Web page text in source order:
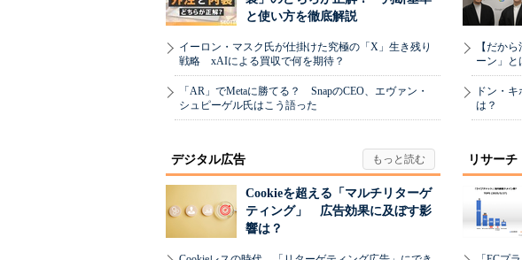
と使い方を徹底解説
イーロン・マスク氏が仕掛けた究極の「X」生き残り
戦略 xAIによる買収で何を期待？
「AR」でMetaに勝てる？ SnapのCEO、エヴァン・
シュピーゲル氏はこう語った
【だか
ーン」と
ドン・
は？
デジタル広告
Cookieを超える「マルチリターゲ
ティング」 広告効果に及ぼす影
響は？
リサーチ